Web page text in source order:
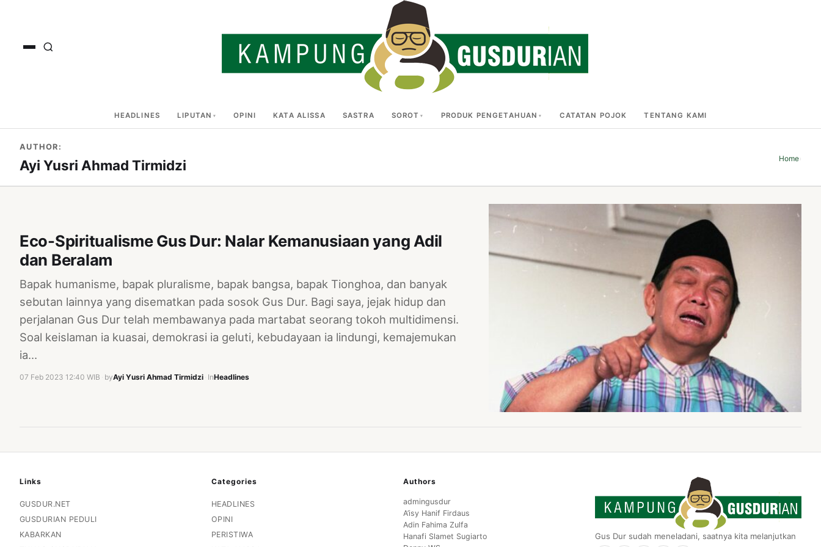
HEADLINES LIPUTAN OPINI KATA ALISSA SASTRA SOROT PRODUK PENGETAHUAN CATATAN POJOK TENTANG KAMI
AUTHOR:
Ayi Yusri Ahmad Tirmidzi Home›
Eco-Spiritualisme Gus Dur: Nalar Kemanusiaan yang Adil
dan Beralam
Bapak humanisme, bapak pluralisme, bapak bangsa, bapak Tionghoa, dan banyak
sebutan lainnya yang disematkan pada sosok Gus Dur. Bagi saya, jejak hidup dan
perjalanan Gus Dur telah membawanya pada martabat seorang tokoh multidimensi.
Soal keislaman ia kuasai, demokrasi ia geluti, kebudayaan ia lindungi, kemajemukan
ia…
07 Feb 2023 12:40 WIB byAyi Yusri Ahmad Tirmidzi InHeadlines
Links
GUSDUR.NET
GUSDURIAN PEDULI
KABARKAN
Categories
HEADLINES
OPINI
PERISTIWA
Authors
admingusdur
A’isy Hanif Firdaus
Adin Fahima Zulfa
Hanafi Slamet Sugiarto
Gus Dur sudah meneladani, saatnya kita melanjutkan